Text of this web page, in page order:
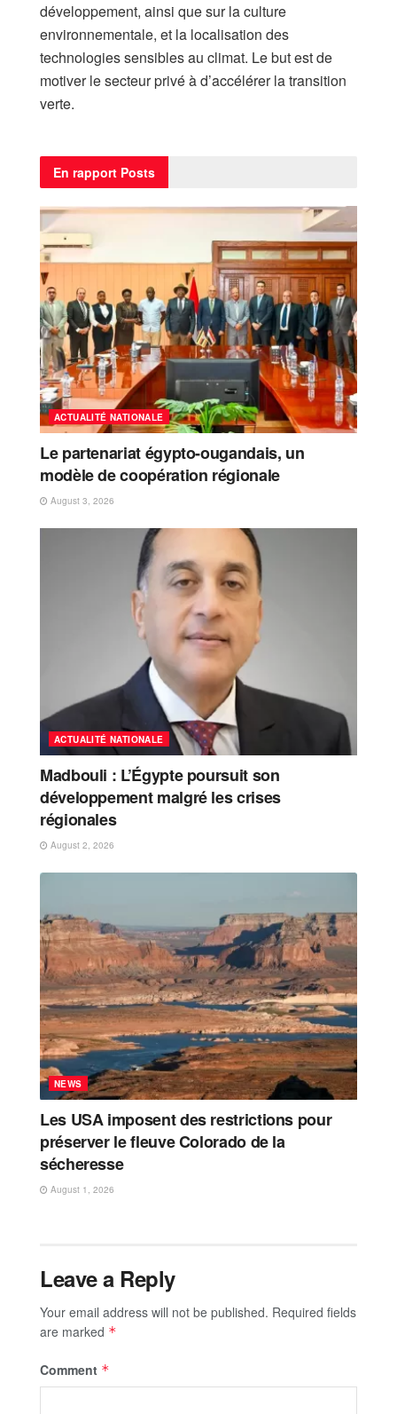
développement, ainsi que sur la culture
environnementale, et la localisation des
technologies sensibles au climat. Le but est de
motiver le secteur privé à d’accélérer la transition
verte.
En rapport Posts
ACTUALITÉ NATIONALE
Le partenariat égypto-ougandais, un
modèle de coopération régionale
August 3, 2026
ACTUALITÉ NATIONALE
Madbouli : L’Égypte poursuit son
développement malgré les crises
régionales
August 2, 2026
NEWS
Les USA imposent des restrictions pour
préserver le fleuve Colorado de la
sécheresse
August 1, 2026
Leave a Reply
Your email address will not be published. Required fields
are marked *
Comment *